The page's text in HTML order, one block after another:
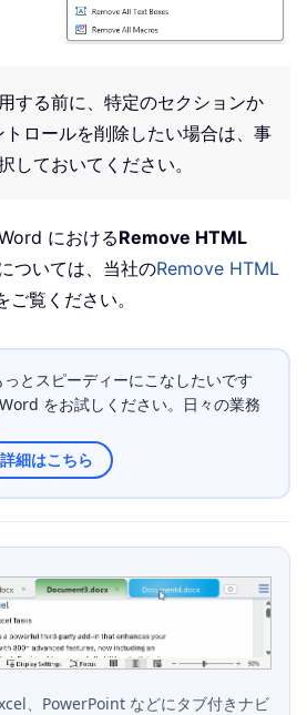
する前に、特定のセクションか
ロールを削除したい場合は、事
しておいてください。
におけるRemove HTML
ついては、当社のRemove HTML
ご覧ください。
とスピーディーにこなしたいです
をお試しください。日々の業務
詳細はこちら
、PowerPoint などにタブ付きナビ